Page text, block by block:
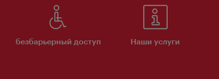
безбарьерный доступ Наши услуги